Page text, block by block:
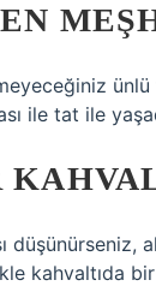
ile tat ile
kahvaltıda